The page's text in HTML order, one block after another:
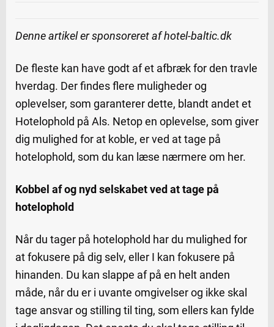
Denne artikel er sponsoreret af hotel-baltic.dk
De fleste kan have godt af et afbræk for den travle
hverdag. Der findes flere muligheder og
oplevelser, som garanterer dette, blandt andet et
Hotelophold på Als. Netop en oplevelse, som giver
dig mulighed for at koble, er ved at tage på
hotelophold, som du kan læse nærmere om her.
Kobbel af og nyd selskabet ved at tage på
hotelophold
Når du tager på hotelophold har du mulighed for
at fokusere på dig selv, eller I kan fokusere på
hinanden. Du kan slappe af på en helt anden
måde, når du er i uvante omgivelser og ikke skal
tage ansvar og stilling til ting, som ellers kan fylde